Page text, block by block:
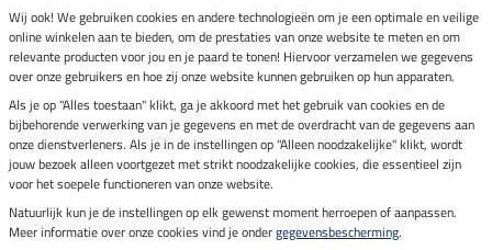
Verzending per
Veilig betalen met
Impressum
Wij ook! We gebruiken cookies en andere technologieën om je een optimale en veilige
online winkelen aan te bieden, om de prestaties van onze website te meten en om
relevante producten voor jou en je paard te tonen! Hiervoor verzamelen we gegevens
over onze gebruikers en hoe zij onze website kunnen gebruiken op hun apparaten.
Als je op "Alles toestaan" klikt, ga je akkoord met het gebruik van cookies en de
bijbehorende verwerking van je gegevens en met de overdracht van de gegevens aan
onze dienstverleners. Als je in de instellingen op "Alleen noodzakelijke" klikt, wordt
jouw bezoek alleen voortgezet met strikt noodzakelijke cookies, die essentieel zijn
voor het soepele functioneren van onze website.
Natuurlijk kun je de instellingen op elk gewenst moment herroepen of aanpassen.
Meer informatie over onze cookies vind je ondergegevensbescherming.